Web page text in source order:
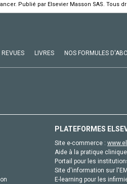
Publié par Elsevier Masson SAS. Tous
REVUES LIVRES NOS FORMULES
PLATEFORMES
Site e-commerce :
Aide à la pratique
Portail pour les
Site d'information sur
E-learning pour les